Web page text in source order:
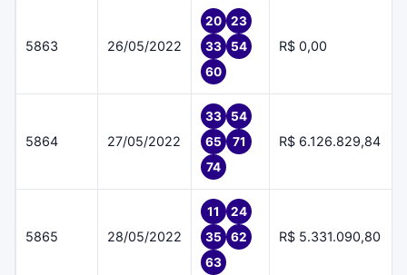
5863 26/05/2022
20
23
33
54
60
R$ 0,00
5864 27/05/2022
33
54
65
71
74
R$ 6.126.829,84
5865 28/05/2022
11
24
35
62
63
R$ 5.331.090,80